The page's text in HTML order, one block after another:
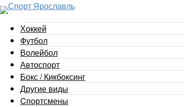
Хоккей
Футбол
Волейбол
Автоспорт
Бокс / Кикбоксинг
Другие виды
Cпортсмены